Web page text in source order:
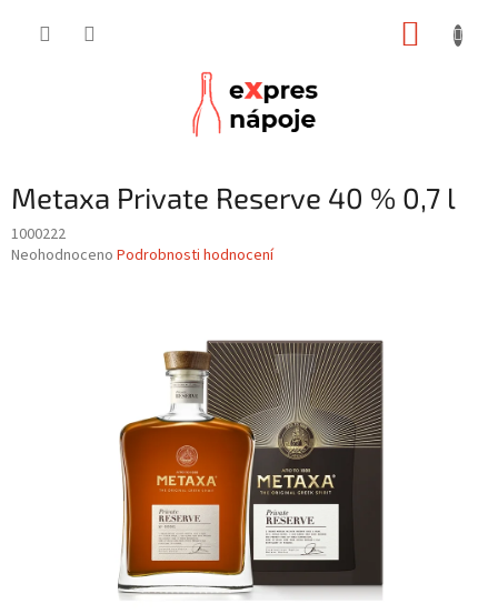
Metaxa Private Reserve 40 % 0,7 l
1000222
Průměrné
Neohodnoceno Podrobnosti hodnocení